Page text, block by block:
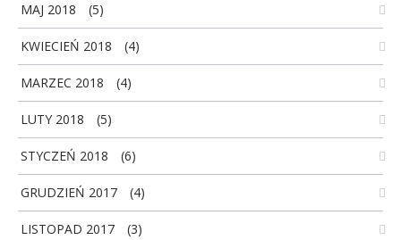
MAJ 2018 (5)
KWIECIEŃ 2018 (4)
MARZEC 2018 (4)
LUTY 2018 (5)
STYCZEŃ 2018 (6)
GRUDZIEŃ 2017 (4)
LISTOPAD 2017 (3)